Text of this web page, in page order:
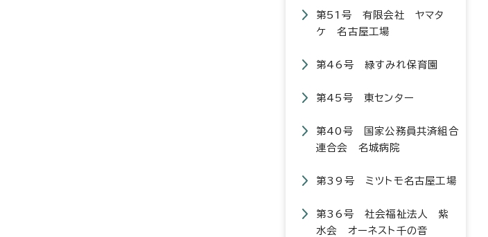
第51号 有限会社 ヤマタ
ケ 名古屋工場
第46号 緑すみれ保育園
第45号 東センター
第40号 国家公務員共済組合
連合会 名城病院
第39号 ミツトモ名古屋工場
第36号 社会福祉法人 紫
水会 オーネスト千の音